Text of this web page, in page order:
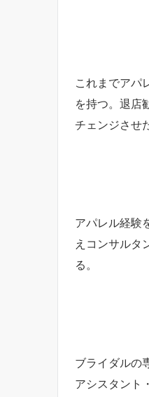
これまでアパ
を持つ。退店
チェンジさせ
アパレル経験
えコンサルタ
る。
ブライダルの
アシスタント